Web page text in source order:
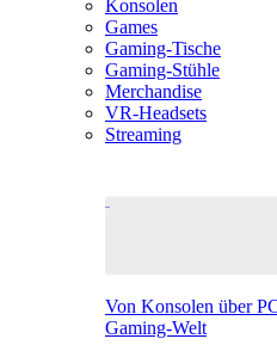
Konsolen
Games
Gaming-Tische
Gaming-Stühle
Merchandise
VR-Headsets
Streaming
Von Konsolen über
Gaming-Welt